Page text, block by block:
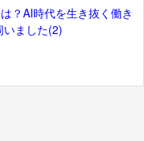
？AI時代を生き抜く働き
いました(2)